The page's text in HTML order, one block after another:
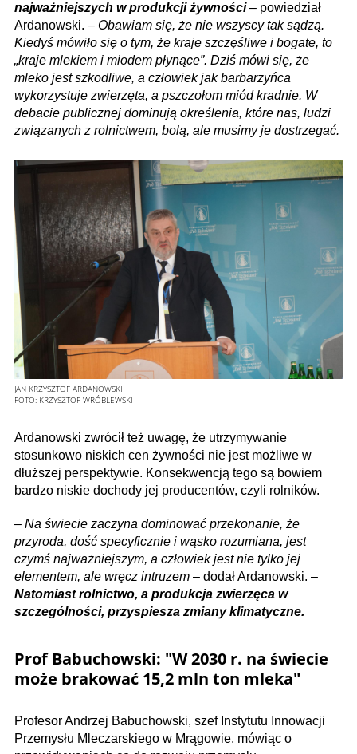
najważniejszych w produkcji żywności– powiedział
Ardanowski. – Obawiam się, że nie wszyscy tak sądzą.
Kiedyś mówiło się o tym, że kraje szczęśliwe i bogate, to
„kraje mlekiem i miodem płynące”. Dziś mówi się, że
mleko jest szkodliwe, a człowiek jak barbarzyńca
wykorzystuje zwierzęta, a pszczołom miód kradnie. W
debacie publicznej dominują określenia, które nas, ludzi
związanych z rolnictwem, bolą, ale musimy je dostrzegać.
JAN KRZYSZTOF ARDANOWSKI
FOTO: KRZYSZTOF WRÓBLEWSKI
Ardanowski zwrócił też uwagę, że utrzymywanie
stosunkowo niskich cen żywności nie jest możliwe w
dłuższej perspektywie. Konsekwencją tego są bowiem
bardzo niskie dochody jej producentów, czyli rolników.
– Na świecie zaczyna dominować przekonanie, że
przyroda, dość specyficznie i wąsko rozumiana, jest
czymś najważniejszym, a człowiek jest nie tylko jej
elementem, ale wręcz intruzem – dodał Ardanowski. –
Natomiast rolnictwo, a produkcja zwierzęca w
szczególności, przyspiesza zmiany klimatyczne.
Prof Babuchowski: "W 2030 r. na świecie
może brakować 15,2 mln ton mleka"
Profesor Andrzej Babuchowski, szef Instytutu Innowacji
Przemysłu Mleczarskiego w Mrągowie, mówiąc o